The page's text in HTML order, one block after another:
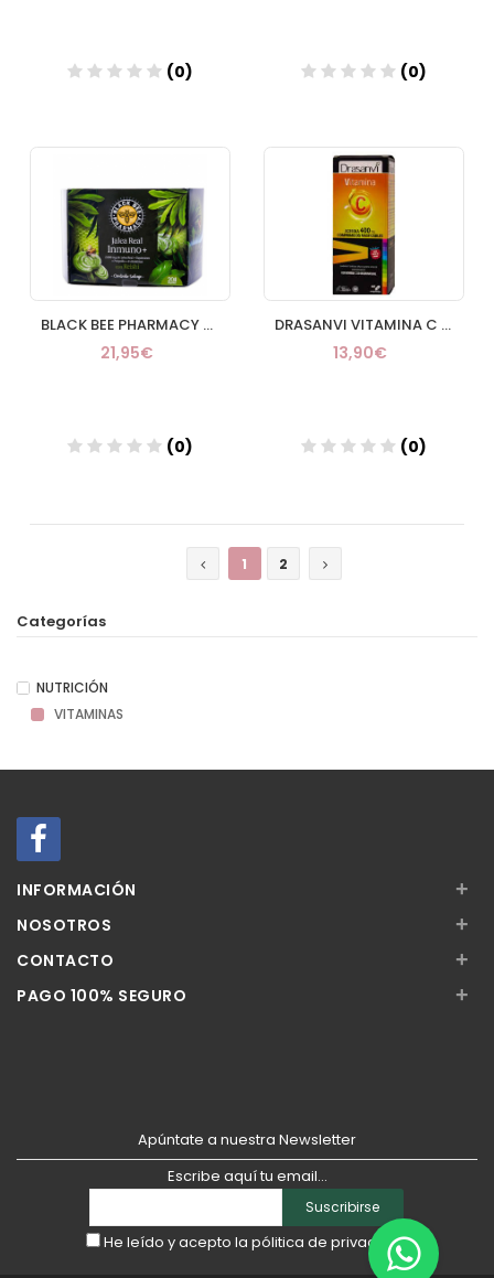
(0) (0)
Añadir
BLACK BEE PHARMACY JALEA IMNUNO + 20 VIALES 10 ML
21,95€
(0)
DRASANVI VITAMINA C 400MG 60 COMP MASTICABLES
13,90€
(0)
1
2
Categorías
NUTRICIÓN
VITAMINAS
INFORMACIÓN +
NOSOTROS +
CONTACTO +
PAGO 100% SEGURO +
Apúntate a nuestra Newsletter
Escribe aquí tu email...
Suscribirse
He leído y acepto la pólitica de privacidad